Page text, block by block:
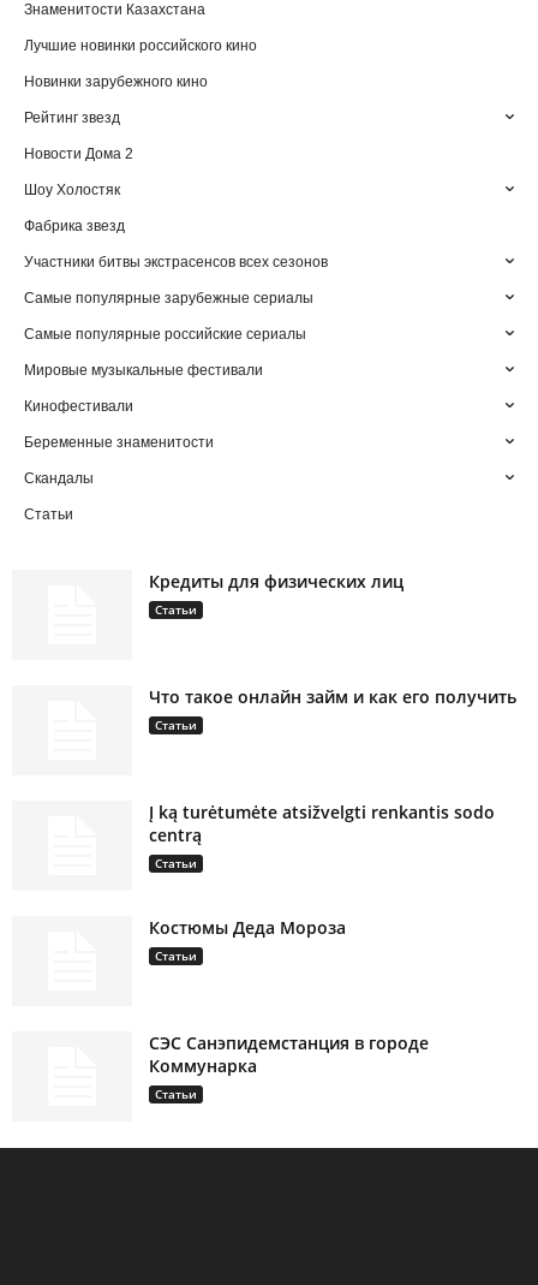
Знаменитости Казахстана
Лучшие новинки российского кино
Новинки зарубежного кино
Рейтинг звезд
Новости Дома 2
Шоу Холостяк
Фабрика звезд
Участники битвы экстрасенсов всех сезонов
Самые популярные зарубежные сериалы
Самые популярные российские сериалы
Мировые музыкальные фестивали
Кинофестивали
Беременные знаменитости
Скандалы
Статьи
Кредиты для физических лиц
Статьи
Что такое онлайн займ и как его получить
Статьи
Į ką turėtumėte atsižvelgti renkantis sodo
centrą
Статьи
Костюмы Деда Мороза
Статьи
СЭС Санэпидемстанция в городе
Коммунарка
Статьи